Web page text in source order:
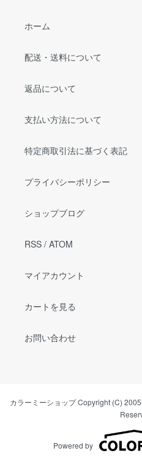
ホーム
配送・送料について
返品について
支払い方法について
特定商取引法に基づく表記
プライバシーポリシー
ショップブログ
RSS / ATOM
マイアカウント
カートを見る
お問い合わせ
カラーミーショップCopyright (C)
Powered by